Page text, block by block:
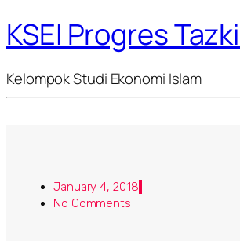
KSEI Progres
Kelompok Studi Ekonomi Islam
January 4, 2018
No Comments